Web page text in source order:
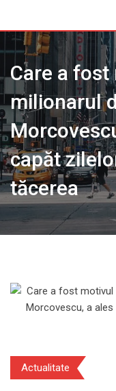
content
Care a
milionarul
capăt
tăcerea
Actualitate